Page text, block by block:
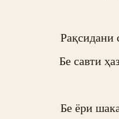
Рақсидани
Бе савти
Бе ёри